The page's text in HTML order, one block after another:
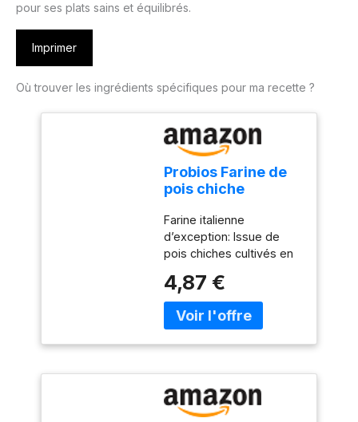
pour ses plats sains et équilibrés.
Imprimer
Où trouver les ingrédients spécifiques pour ma recette ?
Probios Farine de
pois chiche
gluten - Riche en
protéines et en
fibres - 375 g
Farine italienne
d’exception: Issue de
pois chiches cultivés en
Italienne est finement
moulue pour préserver
sa texture naturelle et
authentiques et
créatives. Ingrédient
naturellement sans
4,87 €